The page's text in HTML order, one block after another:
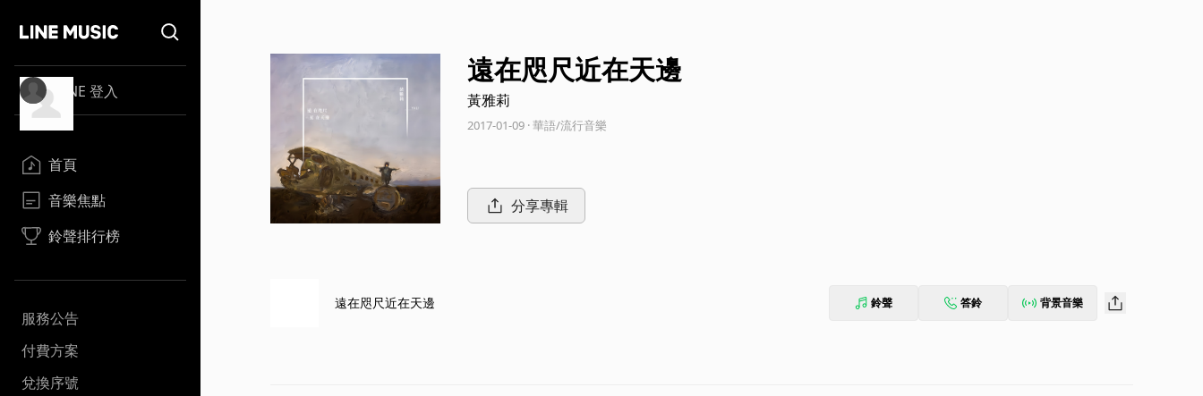
LINE 登入
首頁
音樂焦點
鈴聲排行榜
服務公告
付費方案
兌換序號
遠在咫尺近在天邊
黃雅莉
2017-01-09 · 華語/流行音樂
分享專輯
遠在咫尺近在天邊 鈴聲 答鈴 背景音樂